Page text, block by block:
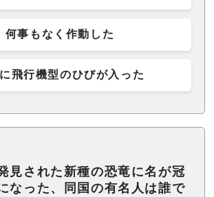
何事もなく作動した
飛行機型のひびが入った
見された新種の恐竜に名が冠
なった、同国の有名人は誰で